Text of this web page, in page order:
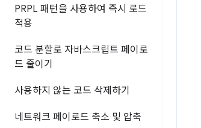
PRPL 패턴을 사용하여 즉시 로드
적용
코드 분할로 자바스크립트 페이로
드 줄이기
사용하지 않는 코드 삭제하기
네트워크 페이로드 축소 및 압축